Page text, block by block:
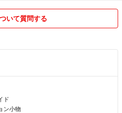
用お願い致します
いて質問する
ド
ン小物